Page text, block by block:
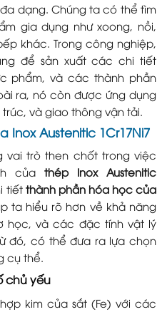
dạng. Chúng ta có thể tìm
gia dụng như xoong, nồi,
khác. Trong công nghiệp,
để sản xuất các chi tiết
phẩm, và các thành phần
ra, nó còn được ứng dụng
và giao thông vận tải.
Austenitic 1Cr17Ni7
vai trò then chốt trong việc
của thép Inox Austenitic
tiếtthành phần hóa học của
ta hiểu rõ hơn về khả năng
học, và các đặc tính vật lý
đó, có thể đưa ra lựa chọn
cụ thể.
chủ yếu
kim của sắt (Fe) với các